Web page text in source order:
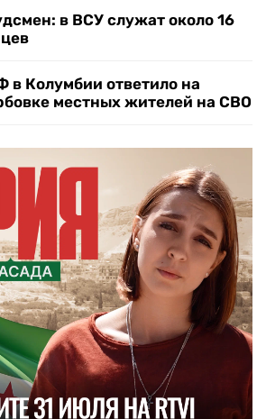
в ВСУ служат около 16
в Колумбии ответило на
местных жителей на СВО